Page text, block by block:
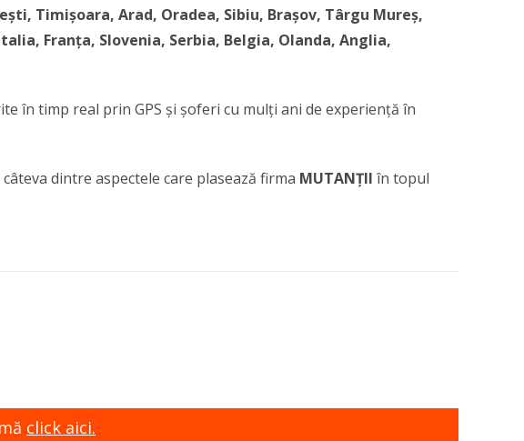
Timișoara, Arad, Oradea, Sibiu, Brașov, Târgu Mureș,
Franța, Slovenia, Serbia, Belgia, Olanda, Anglia,
în timp real prin GPS și șoferi cu mulți ani de experiență în
dintre aspectele care plasează firma MUTANȚII în topul
click aici.